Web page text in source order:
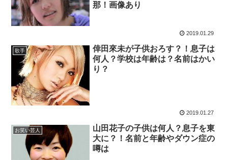
那！画像あり
2019.01.29
歌手
倖田來未が子供おろす？！息子は
何人？学校は年齢は？名前はかい
り？
2019.01.27
お笑い芸人
山田花子の子供は何人？息子を東
大に？！名前と年齢やダウン症の
噂は